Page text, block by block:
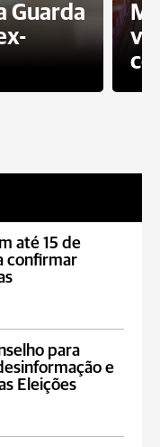
Guarda
até 15 de
confirmar
para
e
Eleições